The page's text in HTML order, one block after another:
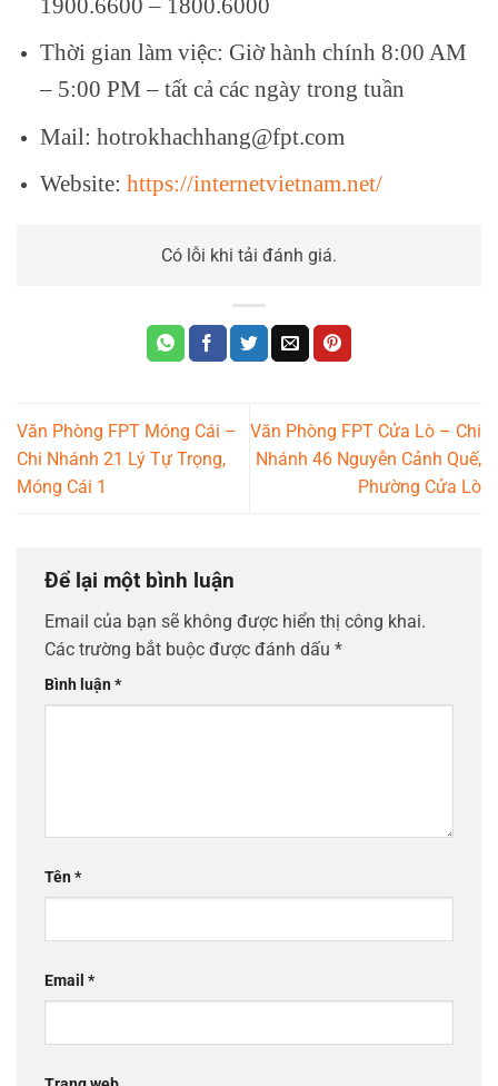
Thời gian làm việc: Giờ hành chính 8:00 AM
– 5:00 PM – tất cả các ngày trong tuần
Mail: hotrokhachhang@fpt.com
Website: https://internetvietnam.net/
Có lỗi khi tải đánh giá.
Văn Phòng FPT Móng Cái –
Chi Nhánh 21 Lý Tự Trọng,
Móng Cái 1
Văn Phòng FPT Cửa Lò – Chi
Nhánh 46 Nguyễn Cảnh Quế,
Phường Cửa Lò
Để lại một bình luận
Email của bạn sẽ không được hiển thị công khai.
Các trường bắt buộc được đánh dấu *
Bình luận*
Tên*
Email *